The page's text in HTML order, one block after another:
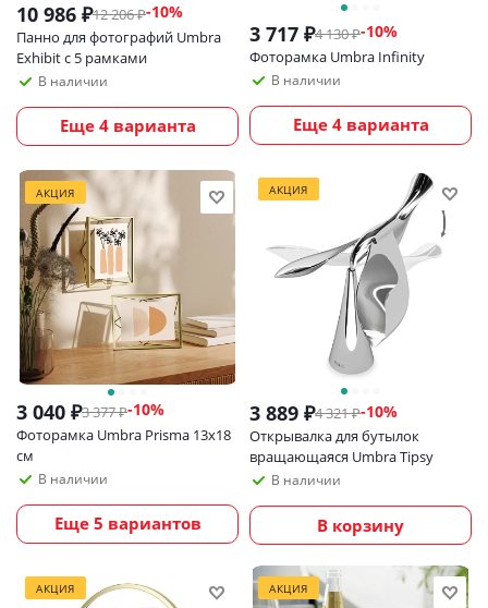
10 986 ₽12 206₽-10%
Панно для фотографий Umbra
Exhibit с 5 рамками
В наличии
Еще 4 варианта
3 717 ₽4 130₽-10%
Фоторамка Umbra Infinity
В наличии
Еще 4 варианта
АКЦИЯ
3 040 ₽3 377₽-10%
Фоторамка Umbra Prisma 13х18
см
В наличии
Еще 5 вариантов
АКЦИЯ
3 889 ₽4 321₽-10%
Открывалка для бутылок
вращающаяся Umbra Tipsy
В наличии
В корзину
АКЦИЯ АКЦИЯ